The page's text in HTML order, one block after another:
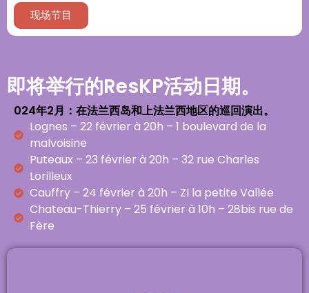
现场节目
即将举行的ResKP活动日期。
024年2月：在法兰西岛和上法兰西地区的巡回演出。
Lognes – 22 février à 20h – 1 boulevard de la
malvoisine
Puteaux – 23 février à 20h – 32 rue Charles
Lorilleux
Cauffry – 24 février à 20h – ZI la petite Vallée
Chateau-Thierry – 25 février à 10h – 28bis rue de
Fère